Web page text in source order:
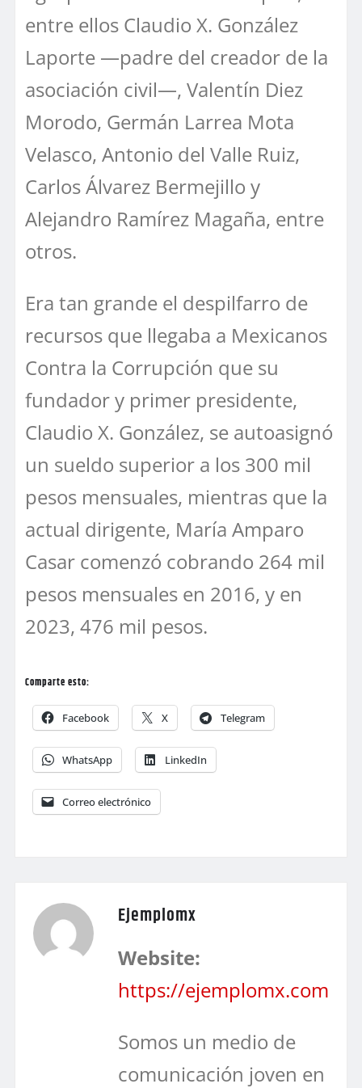
entre ellos Claudio X. González
Laporte —padre del creador de la
asociación civil—, Valentín Diez
Morodo, Germán Larrea Mota
Velasco, Antonio del Valle Ruiz,
Carlos Álvarez Bermejillo y
Alejandro Ramírez Magaña, entre
otros.
Era tan grande el despilfarro de
recursos que llegaba a Mexicanos
Contra la Corrupción que su
fundador y primer presidente,
Claudio X. González, se autoasignó
un sueldo superior a los 300 mil
pesos mensuales, mientras que la
actual dirigente, María Amparo
Casar comenzó cobrando 264 mil
pesos mensuales en 2016, y en
2023, 476 mil pesos.
Comparte esto:
Facebook X Telegram
WhatsApp LinkedIn
Correo electrónico
Ejemplomx
Website:
https://ejemplomx.com
Somos un medio de
comunicación joven en